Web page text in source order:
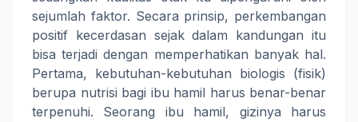
sejumlah faktor. Secara prinsip, perkembangan
positif kecerdasan sejak dalam kandungan itu
bisa terjadi dengan memperhatikan banyak hal.
Pertama, kebutuhan-kebutuhan biologis (fisik)
berupa nutrisi bagi ibu hamil harus benar-benar
terpenuhi. Seorang ibu hamil, gizinya harus